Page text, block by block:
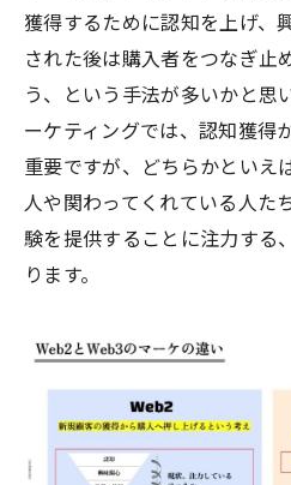
獲得するために認知を上げ、
された後は購入者をつなぎ止
う、という手法が多いかと思
ーケティングでは、認知獲得
重要ですが、どちらかといえ
人や関わってくれている人た
験を提供することに注力する
ります。